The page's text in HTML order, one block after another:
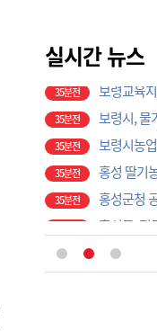
실시간 뉴스
35분전
홍성 딸기
35분전 홍성군청
35분전 홍성군, 적
35분전 보령시의
44분전
53분전
12분전
25분전